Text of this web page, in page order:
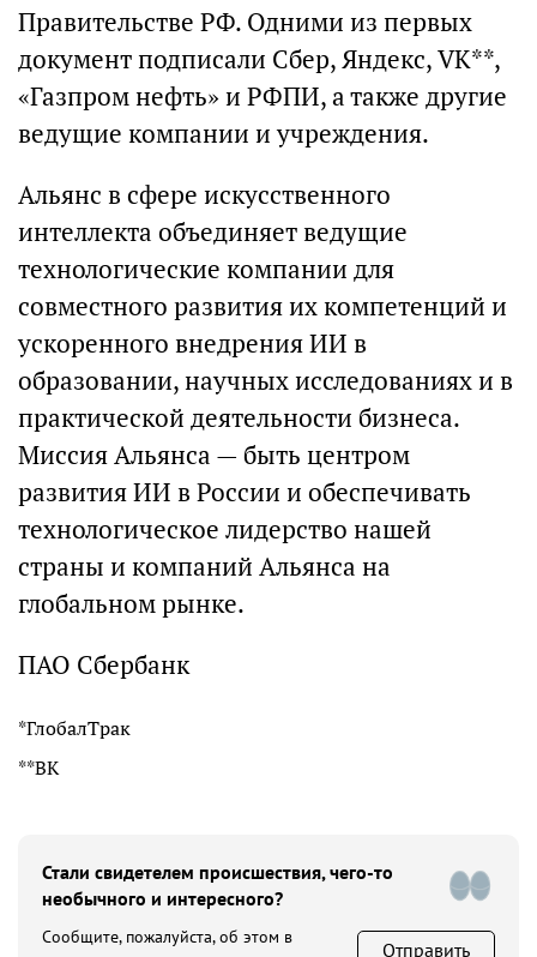
Правительстве РФ. Одними из первых
документ подписали Сбер, Яндекс, VK**,
«Газпром нефть» и РФПИ, а также другие
ведущие компании и учреждения.
Альянс в сфере искусственного
интеллекта объединяет ведущие
технологические компании для
совместного развития их компетенций и
ускоренного внедрения ИИ в
образовании, научных исследованиях и в
практической деятельности бизнеса.
Миссия Альянса — быть центром
развития ИИ в России и обеспечивать
технологическое лидерство нашей
страны и компаний Альянса на
глобальном рынке.
ПАО Сбербанк
*ГлобалТрак
**ВК
Стали свидетелем происшествия, чего-то
необычного и интересного?
Сообщите, пожалуйста, об этом в
Отправить